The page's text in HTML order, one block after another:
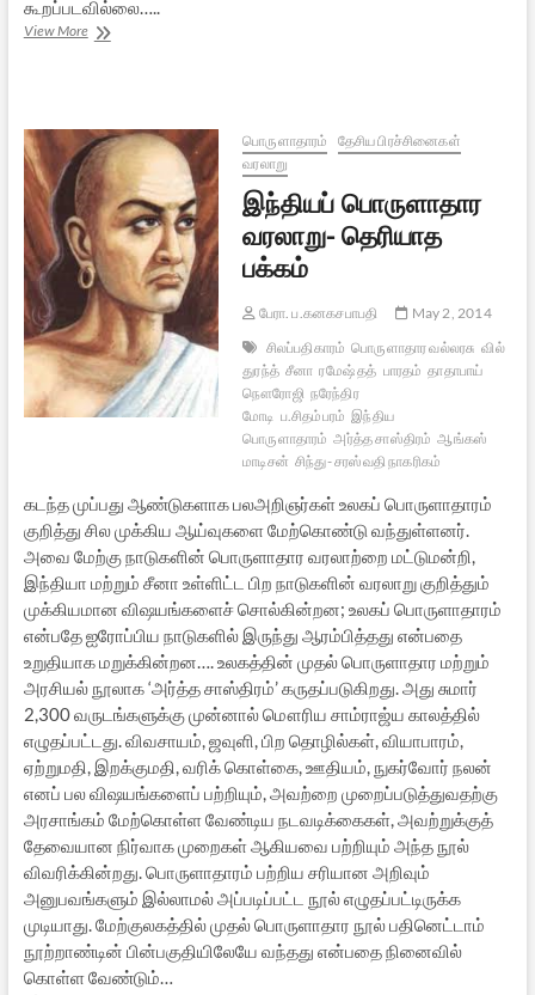
கூறப்படவில்லை…..
View Moreபாத்திரம்
1)
பொருளாதாரம்
தேசிய பிரச்சினைகள்
வரலாறு
இந்தியப் பொருளாதார
வரலாறு- தெரியாத
பக்கம்
பேரா. ப.கனகசபாபதி
May 2, 2014
சிலப்பதிகாரம் பொருளாதார வல்லரசு வில்
துரந்த் சீனா ரமேஷ் தத் பாரதம் தாதாபாய்
நௌரோஜி நரேந்திர
மோடி ப.சிதம்பரம் இந்திய
பொருளாதாரம் அர்த்த சாஸ்திரம் ஆங்கஸ்
மாடிசன் சிந்து- சரஸ்வதி நாகரிகம்
கடந்த முப்பது ஆண்டுகளாக பலஅறிஞர்கள் உலகப் பொருளாதாரம்
குறித்து சில முக்கிய ஆய்வுகளை மேற்கொண்டு வந்துள்ளனர்.
அவை மேற்கு நாடுகளின் பொருளாதார வரலாற்றை மட்டுமன்றி,
இந்தியா மற்றும் சீனா உள்ளிட்ட பிற நாடுகளின் வரலாறு குறித்தும்
முக்கியமான விஷயங்களைச் சொல்கின்றன; உலகப் பொருளாதாரம்
என்பதே ஐரோப்பிய நாடுகளில் இருந்து ஆரம்பித்தது என்பதை
உறுதியாக மறுக்கின்றன…. உலகத்தின் முதல் பொருளாதார மற்றும்
அரசியல் நூலாக ‘அர்த்த சாஸ்திரம்’ கருதப்படுகிறது. அது சுமார்
2,300 வருடங்களுக்கு முன்னால் மௌரிய சாம்ராஜ்ய காலத்தில்
எழுதப்பட்டது. விவசாயம், ஜவுளி, பிற தொழில்கள், வியாபாரம்,
ஏற்றுமதி, இறக்குமதி, வரிக் கொள்கை, ஊதியம், நுகர்வோர் நலன்
எனப் பல விஷயங்களைப் பற்றியும், அவற்றை முறைப்படுத்துவதற்கு
அரசாங்கம் மேற்கொள்ள வேண்டிய நடவடிக்கைகள், அவற்றுக்குத்
தேவையான நிர்வாக முறைகள் ஆகியவை பற்றியும் அந்த நூல்
விவரிக்கின்றது. பொருளாதாரம் பற்றிய சரியான அறிவும்
அனுபவங்களும் இல்லாமல் அப்படிப்பட்ட நூல் எழுதப்பட்டிருக்க
முடியாது. மேற்குலகத்தில் முதல் பொருளாதார நூல் பதினெட்டாம்
நூற்றாண்டின் பின்பகுதியிலேயே வந்தது என்பதை நினைவில்
கொள்ள வேண்டும்…